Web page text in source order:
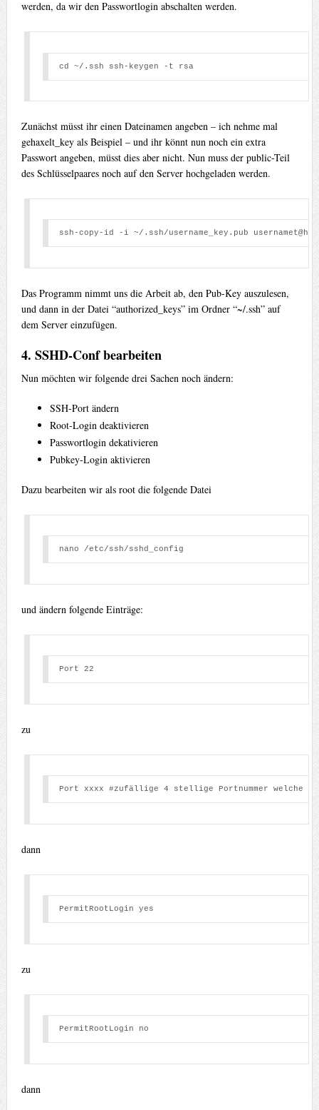
werden, da wir den Passwortlogin abschalten werden.
cd ~/.ssh ssh-keygen -t rsa
Zunächst müsst ihr einen Dateinamen angeben – ich nehme mal
gehaxelt_key als Beispiel – und ihr könnt nun noch ein extra
Passwort angeben, müsst dies aber nicht. Nun muss der public-Teil
des Schlüsselpaares noch auf den Server hochgeladen werden.
ssh-copy-id -i ~/.ssh/username_key.pub
Das Programm nimmt uns die Arbeit ab, den Pub-Key auszulesen,
und dann in der Datei “authorized_keys” im Ordner “~/.ssh” auf
dem Server einzufügen.
4. SSHD-Conf bearbeiten
Nun möchten wir folgende drei Sachen noch ändern:
SSH-Port ändern
Root-Login deaktivieren
Passwortlogin dekativieren
Pubkey-Login aktivieren
Dazu bearbeiten wir als root die folgende Datei
nano /etc/ssh/sshd_config
und ändern folgende Einträge:
Port 22
zu
Port xxxx #zufällige 4 stellige Portnummer welche
dann
PermitRootLogin yes
zu
PermitRootLogin no
dann